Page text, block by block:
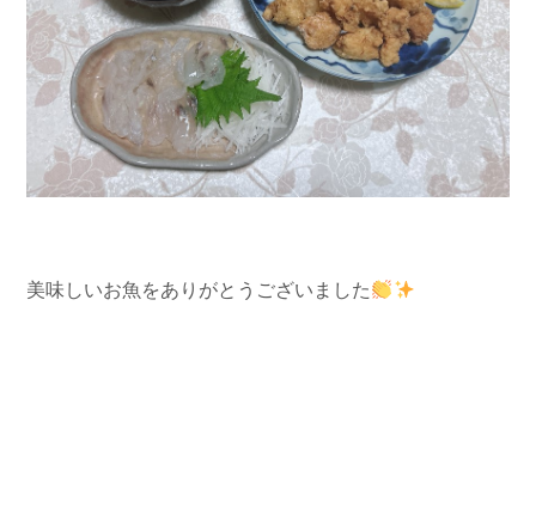
美味しいお魚をありがとうございました